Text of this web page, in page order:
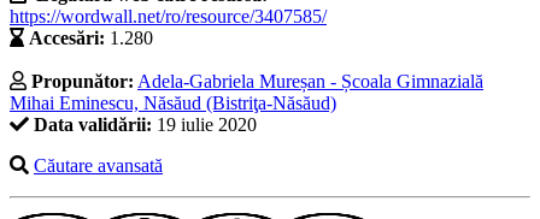
https://wordwall.net/ro/resource/3407585/
Accesări: 1.280
Propunător: Adela-Gabriela Mureșan - Școala Gimnazială
Mihai Eminescu, Năsăud (Bistriţa-Năsăud)
Data validării: 19 iulie 2020
Căutare avansată